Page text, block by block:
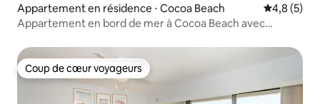
Appartement en résidence ⋅ Cocoa Beach Évaluation
4,8 (5)
Appartement en bord de mer à Cocoa Beach avec
Coup de cœur voyageurs
Coup de cœur voyageurs